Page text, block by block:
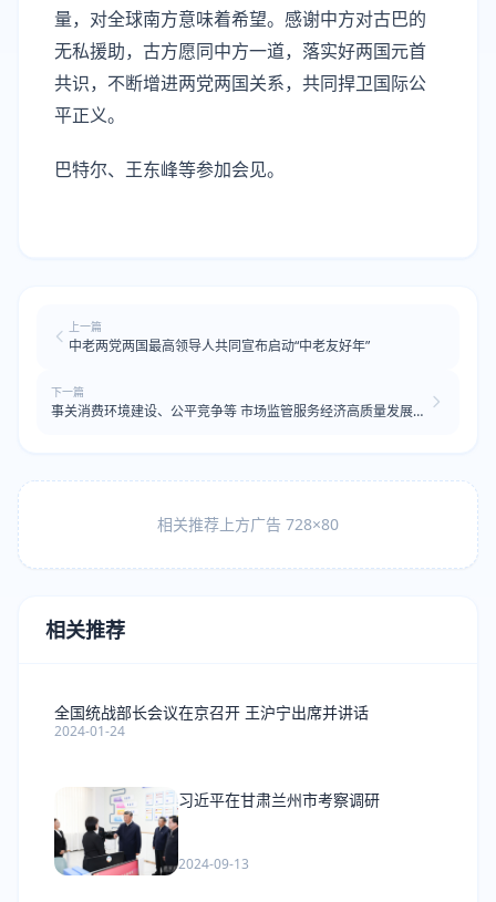
量，对全球南方意味着希望。感谢中方对古巴的
无私援助，古方愿同中方一道，落实好两国元首
共识，不断增进两党两国关系，共同捍卫国际公
平正义。
巴特尔、王东峰等参加会见。
上一篇
中老两党两国最高领导人共同宣布启动“中老友好年”
下一篇
事关消费环境建设、公平竞争等 市场监管服务经济高质量发展有
相关推荐上方广告 728×80
相关推荐
全国统战部长会议在京召开 王沪宁出席并讲话
2024-01-24
习近平在甘肃兰州市考察调研
2024-09-13